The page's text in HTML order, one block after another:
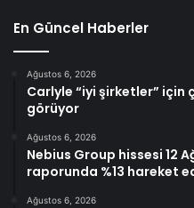
En Güncel Haberler
Ağustos 6, 2026
Carlyle “iyi şirketler” için
görüyor
Ağustos 6, 2026
Nebius Group hissesi 12
raporunda %13 hareket
Ağustos 6, 2026